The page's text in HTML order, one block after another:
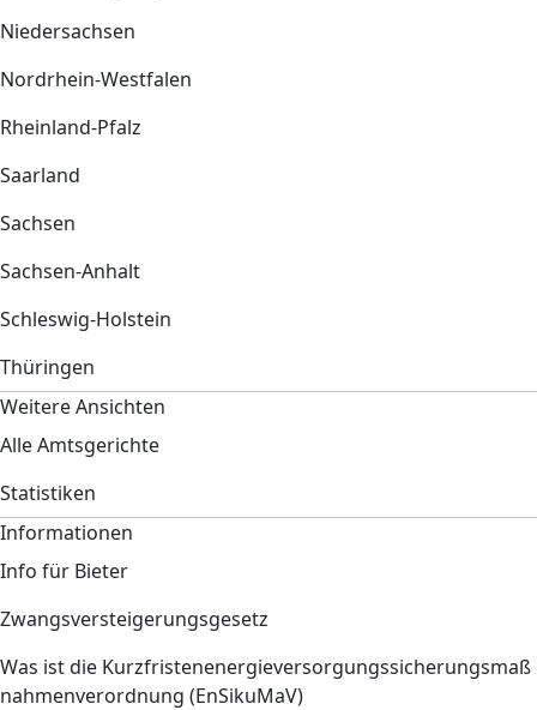
Niedersachsen
Nordrhein-Westfalen
Rheinland-Pfalz
Saarland
Sachsen
Sachsen-Anhalt
Schleswig-Holstein
Thüringen
Weitere Ansichten
Alle Amtsgerichte
Statistiken
Informationen
Info für Bieter
Zwangsversteigerungsgesetz
Was ist die Kurzfristenenergieversorgungssicherungsmaß
nahmenverordnung (EnSikuMaV)